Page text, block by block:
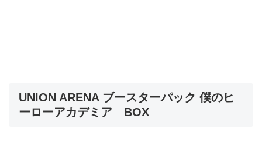
UNION ARENA ブースターパック 僕のヒ
ーローアカデミア BOX